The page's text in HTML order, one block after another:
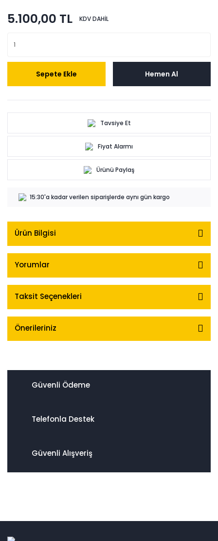
5.100,00 TL KDV DAHİL
Sepete Ekle Hemen Al
Tavsiye Et
Fiyat Alarmı
Ürünü Paylaş
15:30'a kadar verilen siparişlerde aynı gün kargo
Ürün Bilgisi
Yorumlar
Taksit Seçenekleri
Önerileriniz
Güvenli Ödeme
Telefonla Destek
Güvenli Alışveriş